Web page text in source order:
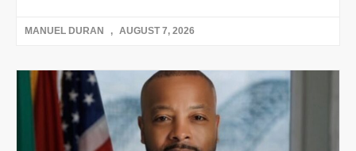
MANUEL DURAN AUGUST 7, 2026